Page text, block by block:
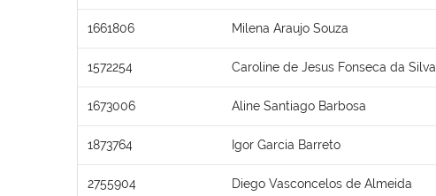
1661806 Milena Araujo Souza
1572254 Caroline de Jesus Fonseca da Silva
1673006 Aline Santiago Barbosa
1873764 Igor Garcia Barreto
2755904 Diego Vasconcelos de Almeida